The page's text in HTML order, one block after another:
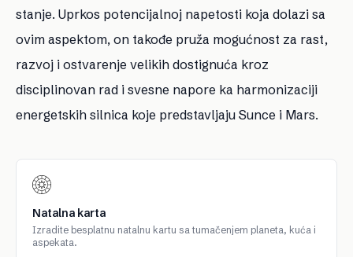
stanje. Uprkos potencijalnoj napetosti koja dolazi sa
ovim aspektom, on takođe pruža mogućnost za rast,
razvoj i ostvarenje velikih dostignuća kroz
disciplinovan rad i svesne napore ka harmonizaciji
energetskih silnica koje predstavljaju Sunce i Mars.
Natalna karta
Izradite besplatnu natalnu kartu sa tumačenjem planeta, kuća i
aspekata.